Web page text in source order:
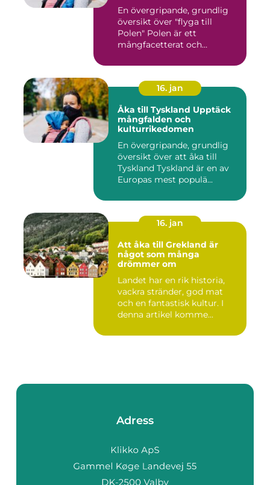
En övergripande, grundlig
översikt över "flyga till
Polen" Polen är ett
mångfacetterat och
16. jan
Åka till Tyskland Upptäck
mångfalden och
kulturrikedomen
En övergripande, grundlig
översikt över att åka till
Tyskland Tyskland är en av
Europas mest populä...
16. jan
Att åka till Grekland är
något som många
drömmer om
Landet har en rik historia,
vackra stränder, god mat
och en fantastisk kultur. I
denna artikel komme...
Adress